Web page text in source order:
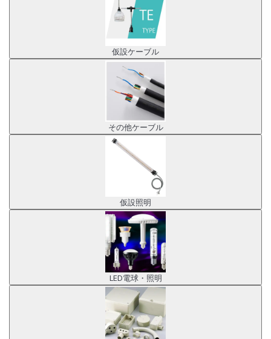
仮設ケーブル
その他ケーブル
仮設照明
LED電球・照明